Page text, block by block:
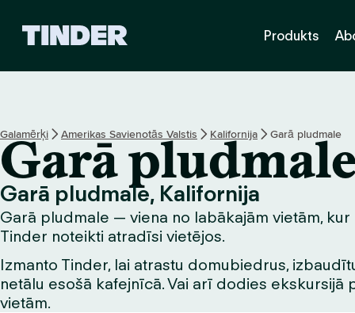
s
ā
u
m
l
a
a
Produkts
Galamērķi Amerikas Savienotās Valstis Kalifornija Garā pludmale
Garā
Garā pludmale, Kalifornija
Garā pludmale — viena no labākajām vietām,
Tinder noteikti atradīsi vietējos.
Izmanto Tinder, lai atrastu domubiedrus,
netālu esošā kafejnīcā. Vai arī dodies ekskursijā
vietām.